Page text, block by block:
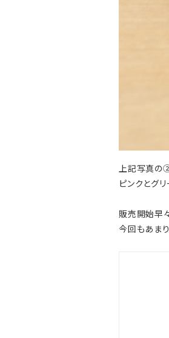
上記写真の
ピンクとグ
販売開始早
今回もあま